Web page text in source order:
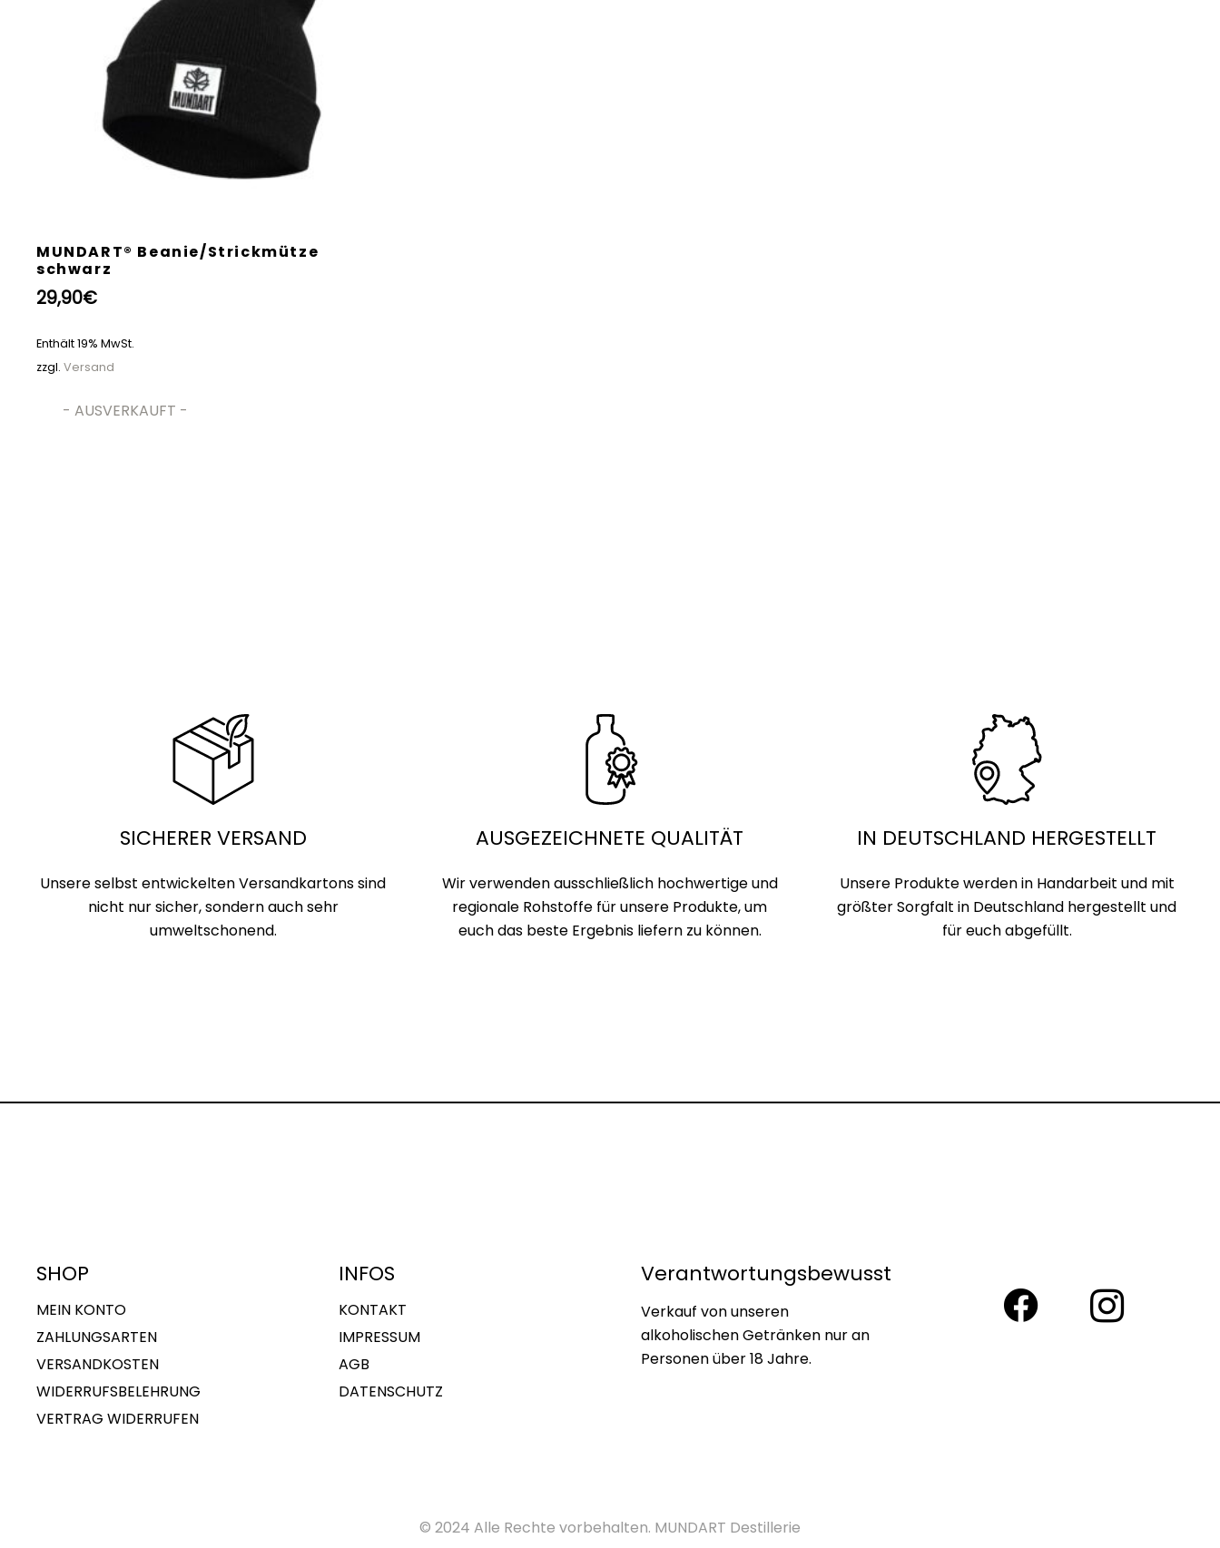
MUNDART® Beanie/Strickmütze
schwarz
29,90€
Enthält 19% MwSt.
zzgl. Versand
- AUSVERKAUFT -
SICHERER VERSAND
Unsere selbst entwickelten Versandkartons sind
nicht nur sicher, sondern auch sehr
umweltschonend.
AUSGEZEICHNETE QUALITÄT
Wir verwenden ausschließlich hochwertige und
regionale Rohstoffe für unsere Produkte, um
euch das beste Ergebnis liefern zu können.
IN DEUTSCHLAND HERGESTELLT
Unsere Produkte werden in Handarbeit und mit
größter Sorgfalt in Deutschland hergestellt und
für euch abgefüllt.
SHOP
MEIN KONTO
ZAHLUNGSARTEN
VERSANDKOSTEN
WIDERRUFSBELEHRUNG
VERTRAG WIDERRUFEN
INFOS
KONTAKT
IMPRESSUM
AGB
DATENSCHUTZ
Verantwortungsbewusst
Verkauf von unseren
alkoholischen Getränken nur an
Personen über 18 Jahre.
© 2024 Alle Rechte vorbehalten. MUNDART Destillerie